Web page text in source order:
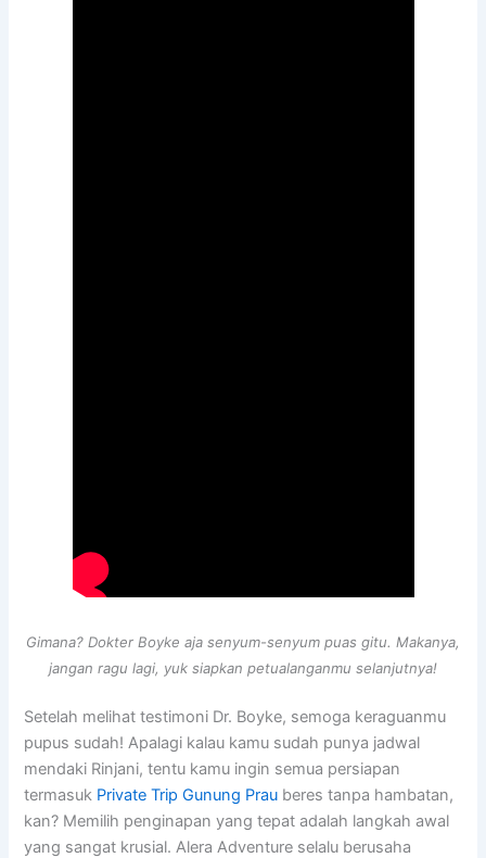
Gimana? Dokter Boyke aja senyum-senyum puas gitu. Makanya,
jangan ragu lagi, yuk siapkan petualanganmu selanjutnya!
Setelah melihat testimoni Dr. Boyke, semoga keraguanmu
pupus sudah! Apalagi kalau kamu sudah punya jadwal
mendaki Rinjani, tentu kamu ingin semua persiapan
termasuk Private Trip Gunung Prau beres tanpa hambatan,
kan? Memilih penginapan yang tepat adalah langkah awal
yang sangat krusial. Alera Adventure selalu berusaha